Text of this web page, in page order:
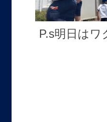
P.s明日は